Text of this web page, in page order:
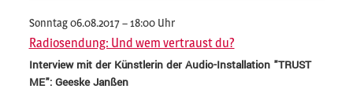
Sonntag 06.08.2017 – 18:00 Uhr
Radiosendung: Und wem vertraust du?
Interview mit der Künstlerin der Audio-Installation "TRUST
ME": Geeske Janßen